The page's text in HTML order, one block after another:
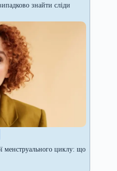
знайти сліди
менструального циклу: що